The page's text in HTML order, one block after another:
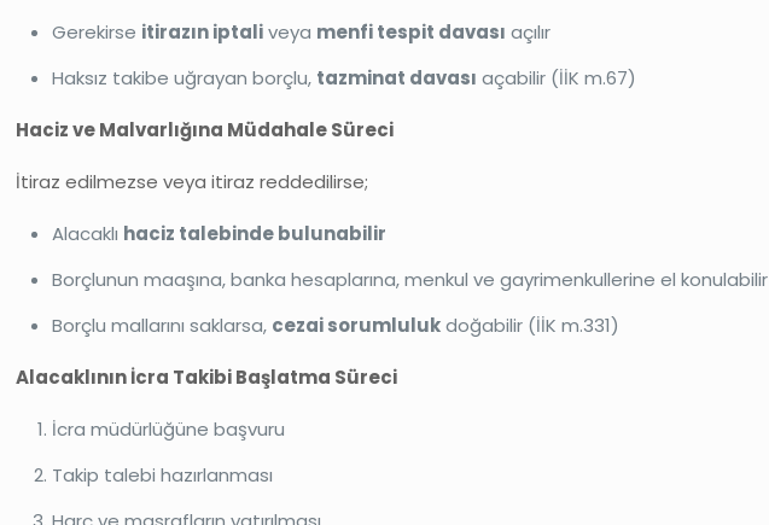
Gerekirse itirazın iptaliveya menfi tespit davası açılır
Haksız takibe uğrayan borçlu, tazminat davası açabilir (İİK m.67)
Haciz ve Malvarlığına Müdahale Süreci
İtiraz edilmezse veya itiraz reddedilirse;
Alacaklı haciz talebinde bulunabilir
Borçlunun maaşına, banka hesaplarına, menkul ve gayrimenkullerine el konulabilir
Borçlu mallarını saklarsa, cezai sorumlulukdoğabilir (İİK m.331)
Alacaklının İcra Takibi Başlatma Süreci
İcra müdürlüğüne başvuru
Takip talebi hazırlanması